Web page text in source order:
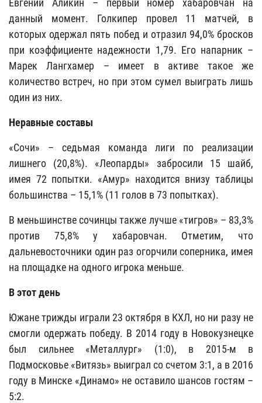
Евгений Аликин – первый номер хабаровчан на
данный момент. Голкипер провел 11 матчей, в
которых одержал пять побед и отразил 94,0% бросков
при коэффициенте надежности 1,79. Его напарник –
Марек Лангхамер – имеет в активе такое же
количество встреч, но при этом сумел выиграть лишь
один из них.
Неравные составы
«Сочи» – седьмая команда лиги по реализации
лишнего (20,8%). «Леопарды» забросили 15 шайб,
имея 72 попытки. «Амур» находится внизу таблицы
большинства – 15,1% (11 голов в 73 попытках).
В меньшинстве сочинцы также лучше «тигров» – 83,3%
против 75,8% у хабаровчан. Отметим, что
дальневосточники один раз огорчили соперника, имея
на площадке на одного игрока меньше.
В этот день
Южане трижды играли 23 октября в КХЛ, но ни разу не
смогли одержать победу. В 2014 году в Новокузнецке
был сильнее «Металлург» (1:0), в 2015-м в
Подмосковье «Витязь» выиграл со счетом 3:1, а в 2016
году в Минске «Динамо» не оставило шансов гостям –
5:2.